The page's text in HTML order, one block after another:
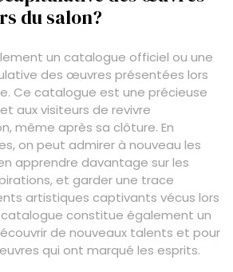
du salon?
un catalogue officiel ou une
des œuvres présentées lors
Ce catalogue est une précieuse
aux visiteurs de revivre
même après sa clôture. En
on peut admirer à nouveau les
apprendre davantage sur les
et garder une trace
artistiques captivants vécus lors
catalogue constitue également un
de nouveaux talents et pour
qui ont marqué les esprits.